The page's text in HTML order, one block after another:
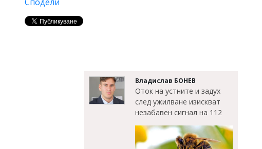
Владислав БОНЕВ
Оток на устните и задух
след ужилване изискват
незабавен сигнал на 112